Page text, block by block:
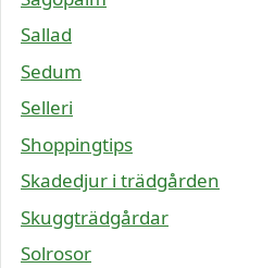
Sallad
Sedum
Selleri
Shoppingtips
Skadedjur i trädgården
Skuggträdgårdar
Solrosor